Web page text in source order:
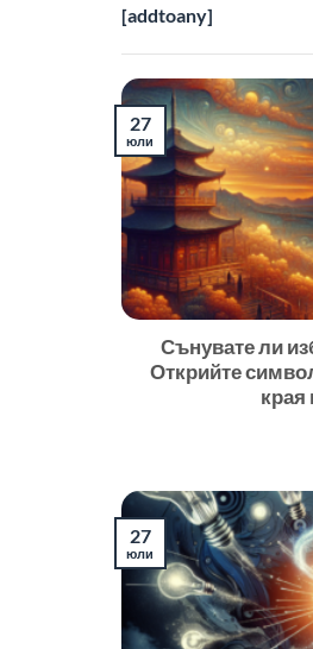
[addtoany]
Сънувате ли
Открийте
края
27
юли
27
юли